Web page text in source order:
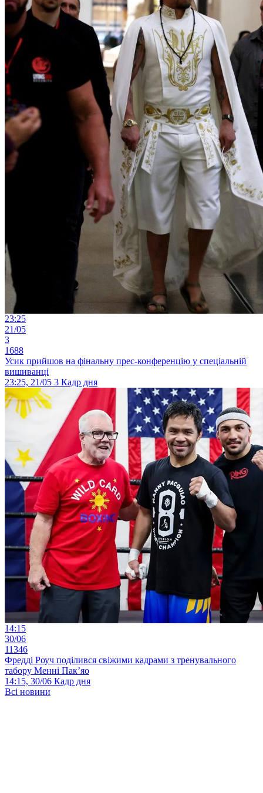
23:25
21/05
3
1688
Усик прийшов на фінальну прес-конференцію у спеціальній
вишиванці
23:25, 21/05 3 Кадр дня
14:15
30/06
11346
Фредді Роуч поділився свіжими кадрами з тренувального
табору Менні Пак’яо
14:15, 30/06 Кадр дня
Всі новини